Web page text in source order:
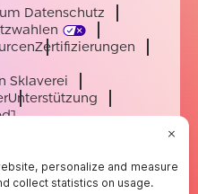
Datenschutz
Zertifizierungen
Sklaverei
Unterstützung